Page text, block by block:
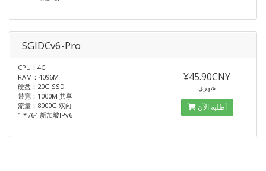
SGIDCv6-Pro
CPU：4C
RAM：4096M
硬盘：20G SSD
带宽：1000M 共享
流量：8000G 双向
1 * /64 新加坡IPv6
¥45.90CNY
شهري
أطلبه الآن